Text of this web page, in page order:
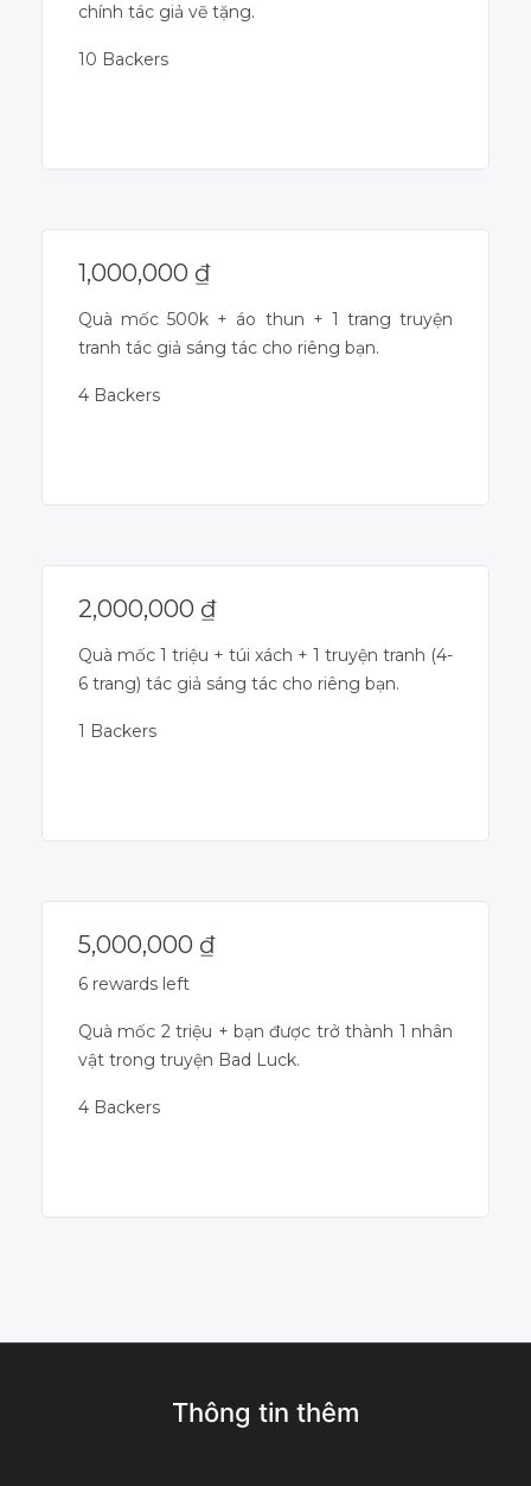
chính tác giả vẽ tặng.
10 Backers
1,000,000 ₫
Quà mốc 500k + áo thun + 1 trang truyện
tranh tác giả sáng tác cho riêng bạn.
4 Backers
2,000,000 ₫
Quà mốc 1 triệu + túi xách + 1 truyện tranh (4-
6 trang) tác giả sáng tác cho riêng bạn.
1 Backers
5,000,000 ₫
6 rewards left
Quà mốc 2 triệu + bạn được trở thành 1 nhân
vật trong truyện Bad Luck.
4 Backers
Thông tin thêm